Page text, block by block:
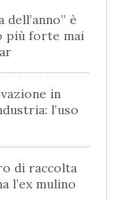
è
più forte mai
in
l’uso
di raccolta
l’ex mulino